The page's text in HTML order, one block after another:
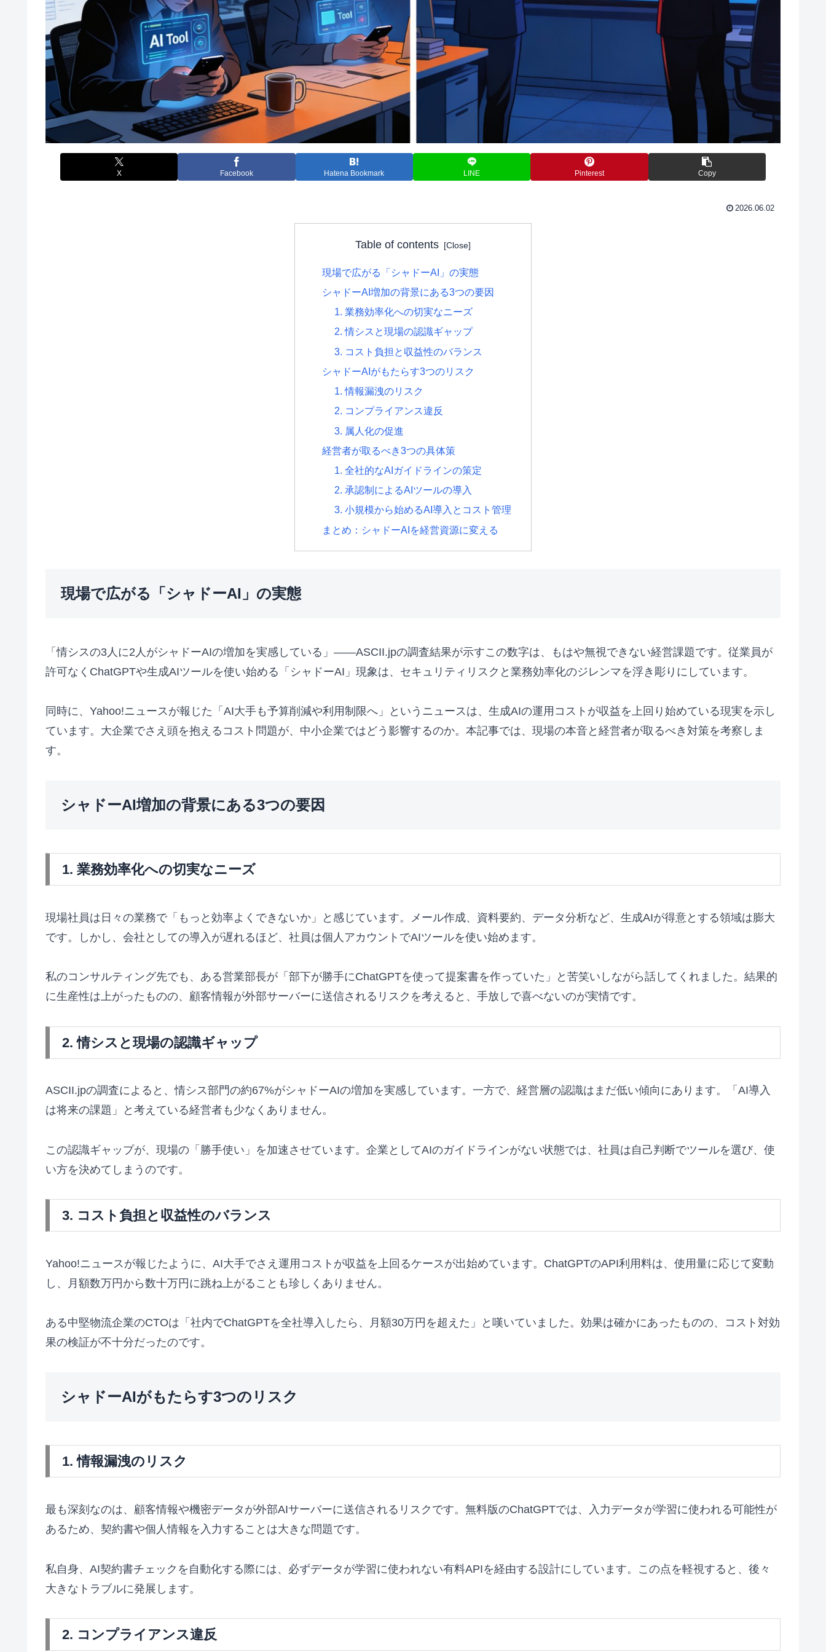
X Facebook Hatena Bookmark LINE Pinterest Copy
2026.06.02
Table of contents
現場で広がる「シャドーAI」の実態
シャドーAI増加の背景にある3つの要因
1. 業務効率化への切実なニーズ
2. 情シスと現場の認識ギャップ
3. コスト負担と収益性のバランス
シャドーAIがもたらす3つのリスク
1. 情報漏洩のリスク
2. コンプライアンス違反
3. 属人化の促進
経営者が取るべき3つの具体策
1. 全社的なAIガイドラインの策定
2. 承認制によるAIツールの導入
3. 小規模から始めるAI導入とコスト管理
まとめ：シャドーAIを経営資源に変える
現場で広がる「シャドーAI」の実態
「情シスの3人に2人がシャドーAIの増加を実感している」——ASCII.jpの調査結果が示すこの数字は、もはや無視できない経営課題です。従業員が
許可なくChatGPTや生成AIツールを使い始める「シャドーAI」現象は、セキュリティリスクと業務効率化のジレンマを浮き彫りにしています。
同時に、Yahoo!ニュースが報じた「AI大手も予算削減や利用制限へ」というニュースは、生成AIの運用コストが収益を上回り始めている現実を示し
ています。大企業でさえ頭を抱えるコスト問題が、中小企業ではどう影響するのか。本記事では、現場の本音と経営者が取るべき対策を考察しま
す。
シャドーAI増加の背景にある3つの要因
1. 業務効率化への切実なニーズ
現場社員は日々の業務で「もっと効率よくできないか」と感じています。メール作成、資料要約、データ分析など、生成AIが得意とする領域は膨大
です。しかし、会社としての導入が遅れるほど、社員は個人アカウントでAIツールを使い始めます。
私のコンサルティング先でも、ある営業部長が「部下が勝手にChatGPTを使って提案書を作っていた」と苦笑いしながら話してくれました。結果的
に生産性は上がったものの、顧客情報が外部サーバーに送信されるリスクを考えると、手放しで喜べないのが実情です。
2. 情シスと現場の認識ギャップ
ASCII.jpの調査によると、情シス部門の約67%がシャドーAIの増加を実感しています。一方で、経営層の認識はまだ低い傾向にあります。「AI導入
は将来の課題」と考えている経営者も少なくありません。
この認識ギャップが、現場の「勝手使い」を加速させています。企業としてAIのガイドラインがない状態では、社員は自己判断でツールを選び、使
い方を決めてしまうのです。
3. コスト負担と収益性のバランス
Yahoo!ニュースが報じたように、AI大手でさえ運用コストが収益を上回るケースが出始めています。ChatGPTのAPI利用料は、使用量に応じて変動
し、月額数万円から数十万円に跳ね上がることも珍しくありません。
ある中堅物流企業のCTOは「社内でChatGPTを全社導入したら、月額30万円を超えた」と嘆いていました。効果は確かにあったものの、コスト対効
果の検証が不十分だったのです。
シャドーAIがもたらす3つのリスク
1. 情報漏洩のリスク
最も深刻なのは、顧客情報や機密データが外部AIサーバーに送信されるリスクです。無料版のChatGPTでは、入力データが学習に使われる可能性が
あるため、契約書や個人情報を入力することは大きな問題です。
私自身、AI契約書チェックを自動化する際には、必ずデータが学習に使われない有料APIを経由する設計にしています。この点を軽視すると、後々
大きなトラブルに発展します。
2. コンプライアンス違反